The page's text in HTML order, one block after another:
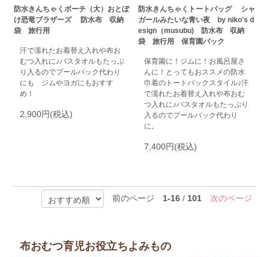
防水きんちゃくポーチ（大）おとぼ
け恐竜ブラザーズ 防水布 収納
袋 旅行用
汗で濡れたお着替え入れや布お
むつ入れに♪バスタオルもたっぷ
り入るのでプールバック代わり
にも ジムやヨガにもおすす
め！
2,900円(税込)
防水きんちゃくトートバッグ シャ
ガールみたいな青い夜 by niko's d
esign（musubu) 防水布 収納
袋 旅行用 保育園バック
保育園に！ジムに！お風呂屋さ
んに！とってもおススメの防水
巾着のトートバックスタイル♪汗
で濡れたお着替え入れや布おむ
つ入れに♪バスタオルもたっぷり
入るのでプールバック代わり
に。
7,400円(税込)
前のページ 1-16/ 101 次のページ
布おむつ育児お役立ちよみもの